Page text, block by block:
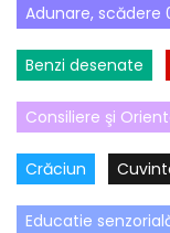
Adunare, scădere
Benzi desenate
Consiliere şi
Crăciun
Educatie